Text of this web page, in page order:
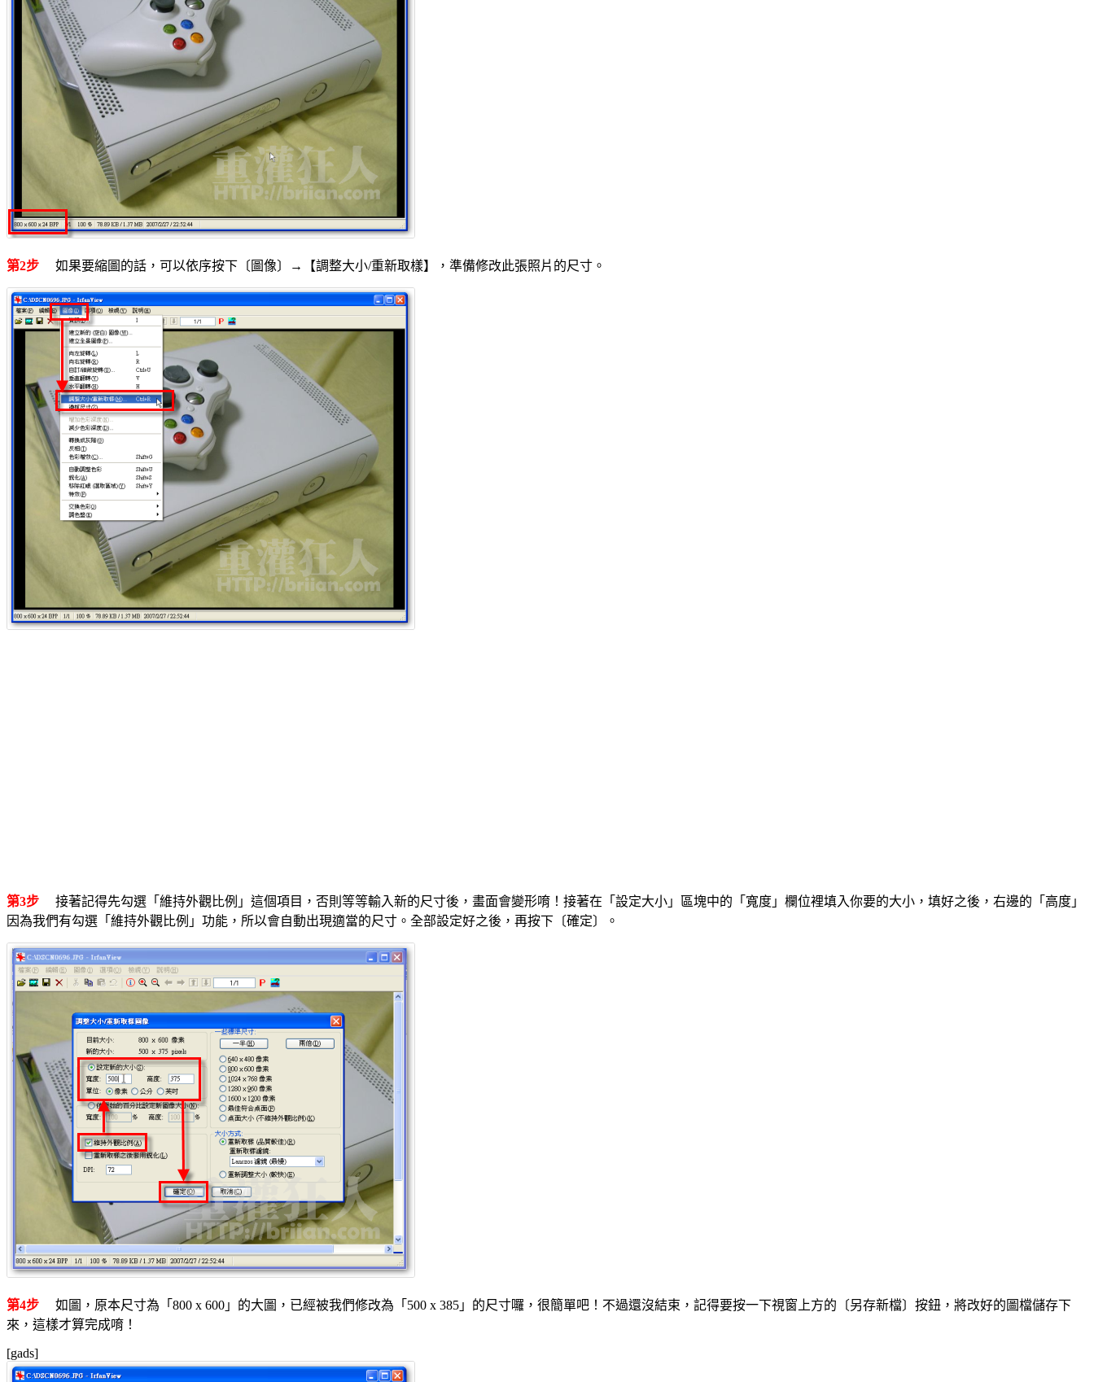
第2步 如果要縮圖的話，可以依序按下〔圖像〕→【調整大小/重新取樣】，準備修改此張照片的尺寸。
第3步 接著記得先勾選「維持外觀比例」這個項目，否則等等輸入新的尺寸後，畫面會變形唷！接著在「設定大小」區塊中的「寬度」欄位裡填入你要的大小，填好之後，右邊的「高度」
因為我們有勾選「維持外觀比例」功能，所以會自動出現適當的尺寸。全部設定好之後，再按下〔確定〕。
第4步 如圖，原本尺寸為「800 x 600」的大圖，已經被我們修改為「500 x 385」的尺寸囉，很簡單吧！不過還沒結束，記得要按一下視窗上方的〔另存新檔〕按鈕，將改好的圖檔儲存下
來，這樣才算完成唷！
[gads]